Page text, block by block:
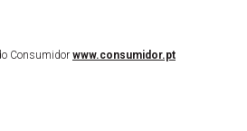
Consumidor www.consumidor.pt